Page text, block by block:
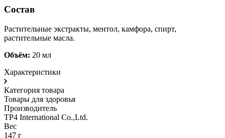
Состав
Растительные экстракты, ментол, камфора, спирт,
растительные масла.
Объём: 20 мл
Характеристики
Категория товара
Товары для здоровья
Производитель
TP4 International Co.,Ltd.
Вес
147 г